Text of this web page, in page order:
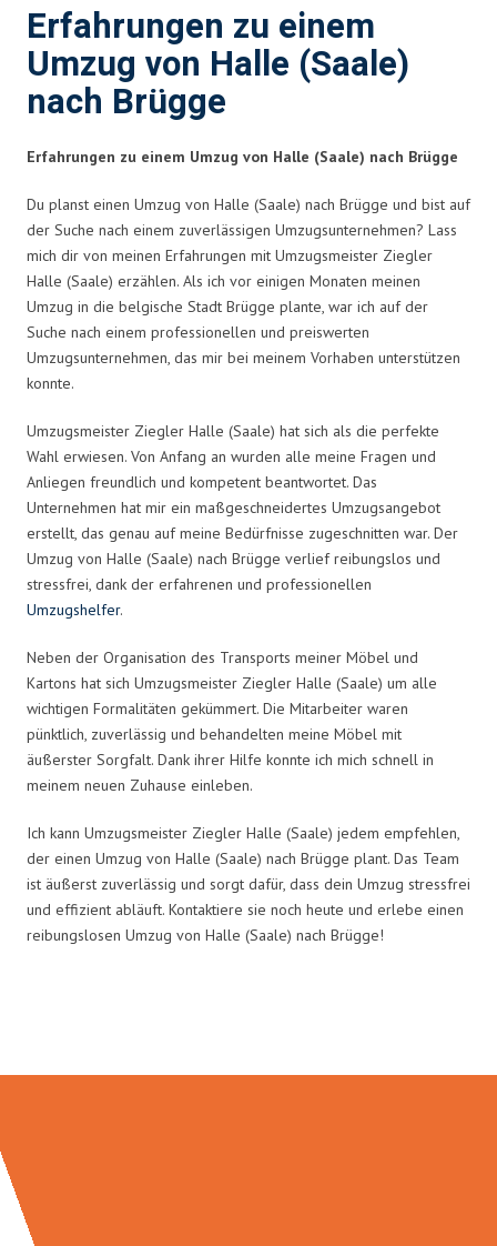
Erfahrungen zu einem
Umzug von Halle (Saale)
nach Brügge
Erfahrungen zu einem Umzug von Halle (Saale) nach Brügge
Du planst einen Umzug von Halle (Saale) nach Brügge und bist auf
der Suche nach einem zuverlässigen Umzugsunternehmen? Lass
mich dir von meinen Erfahrungen mit Umzugsmeister Ziegler
Halle (Saale) erzählen. Als ich vor einigen Monaten meinen
Umzug in die belgische Stadt Brügge plante, war ich auf der
Suche nach einem professionellen und preiswerten
Umzugsunternehmen, das mir bei meinem Vorhaben unterstützen
konnte.
Umzugsmeister Ziegler Halle (Saale) hat sich als die perfekte
Wahl erwiesen. Von Anfang an wurden alle meine Fragen und
Anliegen freundlich und kompetent beantwortet. Das
Unternehmen hat mir ein maßgeschneidertes Umzugsangebot
erstellt, das genau auf meine Bedürfnisse zugeschnitten war. Der
Umzug von Halle (Saale) nach Brügge verlief reibungslos und
stressfrei, dank der erfahrenen und professionellen
Umzugshelfer.
Neben der Organisation des Transports meiner Möbel und
Kartons hat sich Umzugsmeister Ziegler Halle (Saale) um alle
wichtigen Formalitäten gekümmert. Die Mitarbeiter waren
pünktlich, zuverlässig und behandelten meine Möbel mit
äußerster Sorgfalt. Dank ihrer Hilfe konnte ich mich schnell in
meinem neuen Zuhause einleben.
Ich kann Umzugsmeister Ziegler Halle (Saale) jedem empfehlen,
der einen Umzug von Halle (Saale) nach Brügge plant. Das Team
ist äußerst zuverlässig und sorgt dafür, dass dein Umzug stressfrei
und effizient abläuft. Kontaktiere sie noch heute und erlebe einen
reibungslosen Umzug von Halle (Saale) nach Brügge!